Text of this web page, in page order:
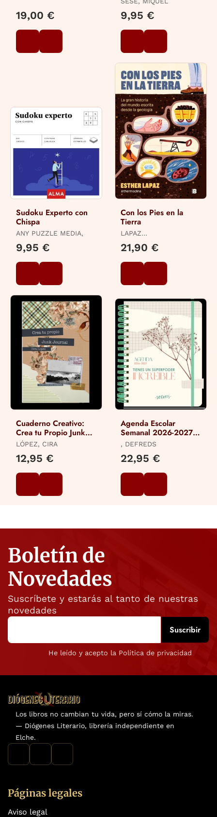
19,00 € 9,95 €
Sudoku Experto con
Chispa
ANY PUZZLE MEDIA,
9,95 €
Con los Pies en la
Tierra
LAPAZ
ESTHER
21,90 €
Cuaderno Creativo:
Crea tu Propio Junk
Journal
LÓPEZ, CIRA
12,95 €
Agenda Escolar
Semanal 2026-2027
Defreds
, DEFREDS
22,95 €
Boletín de
Novedades
Suscríbete y estarás al tanto de nuestras
novedades
He leído y acepto la Política de privacidad
Los libros no cambian tu vida, pero sí cómo la miras.
— Diógenes Literario, librería independiente en
Elche.
Páginas legales
Aviso legal